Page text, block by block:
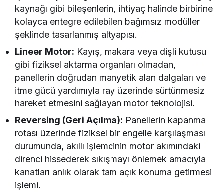
kaynağı gibi bileşenlerin, ihtiyaç halinde birbirine
kolayca entegre edilebilen bağımsız modüller
şeklinde tasarlanmış altyapısı.
Lineer Motor: Kayış, makara veya dişli kutusu
gibi fiziksel aktarma organları olmadan,
panellerin doğrudan manyetik alan dalgaları ve
itme gücü yardımıyla ray üzerinde sürtünmesiz
hareket etmesini sağlayan motor teknolojisi.
Reversing (Geri Açılma): Panellerin kapanma
rotası üzerinde fiziksel bir engelle karşılaşması
durumunda, akıllı işlemcinin motor akımındaki
direnci hissederek sıkışmayı önlemek amacıyla
kanatları anlık olarak tam açık konuma getirmesi
işlemi.